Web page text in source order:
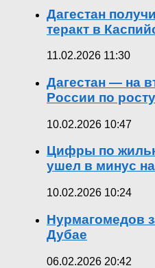
Дагестан
теракт в
11.02.2026 11:30
Дагестан — на
России по
10.02.2026 10:47
Цифры по
ушел в минус на
10.02.2026 10:24
Нурмагомедов
Дубае
06.02.2026 20:42